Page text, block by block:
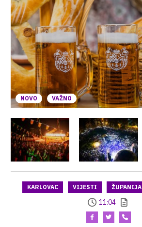
NOVO VAŽNO
KARLOVAC VIJESTI ŽUPANIJA
11:04